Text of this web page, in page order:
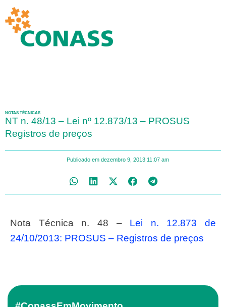
NOTAS TÉCNICAS
NT n. 48/13 – Lei nº 12.873/13 – PROSUS
Registros de preços
Publicado em dezembro 9, 2013 11:07 am
Nota Técnica n. 48 – Lei n. 12.873 de
24/10/2013: PROSUS – Registros de preços